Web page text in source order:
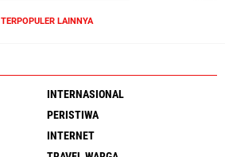
TERPOPULER LAINNYA
INTERNASIONAL
PERISTIWA
INTERNET